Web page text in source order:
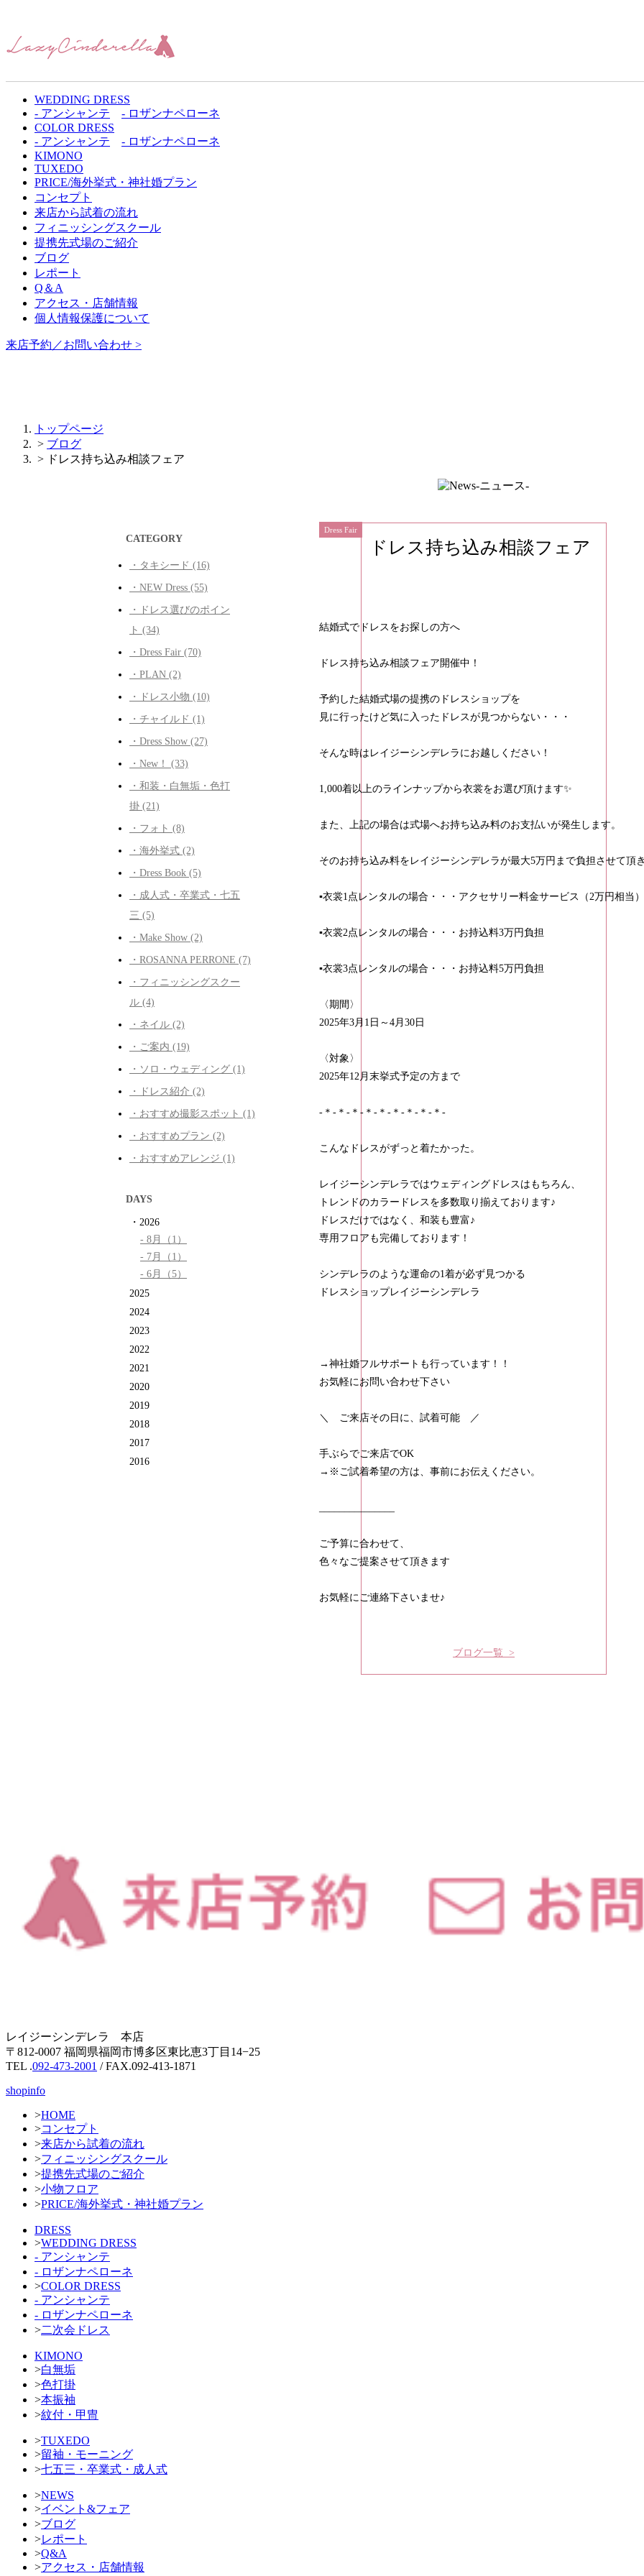
WEDDING DRESS
- アンシャンテ
- ロザンナペローネ
COLOR DRESS
- アンシャンテ
- ロザンナペローネ
KIMONO
TUXEDO
PRICE/海外挙式・神社婚プラン
コンセプト
来店から試着の流れ
フィニッシングスクール
提携先式場のご紹介
ブログ
レポート
Q＆A
アクセス・店舗情報
個人情報保護について
来店予約／お問い合わせ >
トップページ
> ブログ
> ドレス持ち込み相談フェア
Dress Fair
ドレス持ち込み相談フェア
結婚式でドレスをお探しの方へ
ドレス持ち込み相談フェア開催中！
予約した結婚式場の提携のドレスショップを
見に行ったけど気に入ったドレスが見つからない・・・
そんな時はレイジーシンデレラにお越しください！
1,000着以上のラインナップから衣裳をお選び頂けます✨️
また、上記の場合は式場へお持ち込み料のお支払いが発生します。
そのお持ち込み料をレイジーシンデレラが最大5万円まで負担させて頂
▪衣裳1点レンタルの場合・・・アクセサリー料金サービス（2万円相当）
▪衣裳2点レンタルの場合・・・お持込料3万円負担
▪衣裳3点レンタルの場合・・・お持込料5万円負担
〈期間〉
2025年3月1日～4月30日
〈対象〉
2025年12月末挙式予定の方まで
-＊-＊-＊-＊-＊-＊-＊-＊-＊-
こんなドレスがずっと着たかった。
レイジーシンデレラではウェディングドレスはもちろん、
トレンドのカラードレスを多数取り揃えております♪
ドレスだけではなく、和装も豊富♪
専用フロアも完備しております！
シンデレラのような運命の1着が必ず見つかる
ドレスショップレイジーシンデレラ
→神社婚フルサポートも行っています！！
お気軽にお問い合わせ下さい
＼ ご来店その日に、試着可能 ／
手ぶらでご来店でOK
→※ご試着希望の方は、事前にお伝えください。
ご予算に合わせて、
色々なご提案させて頂きます
お気軽にご連絡下さいませ♪
CATEGORY
・タキシード (16)
・NEW Dress (55)
・ドレス選びのポイン
ト (34)
・Dress Fair (70)
・PLAN (2)
・ドレス小物 (10)
・チャイルド (1)
・Dress Show (27)
・New！ (33)
・和装・白無垢・色打
掛 (21)
・フォト (8)
・海外挙式 (2)
・Dress Book (5)
・成人式・卒業式・七五
三 (5)
・Make Show (2)
・ROSANNA PERRONE (7)
・フィニッシングスクー
ル (4)
・ネイル (2)
・ご案内 (19)
・ソロ・ウェディング (1)
・ドレス紹介 (2)
・おすすめ撮影スポット (1)
・おすすめプラン (2)
・おすすめアレンジ (1)
DAYS
・2026
- 8月（1）
- 7月（1）
- 6月（5）
2025
2024
2023
2022
2021
2020
2019
2018
2017
2016
ブログ一覧 >
レイジーシンデレラ 本店
〒812-0007 福岡県福岡市博多区東比恵3丁目14−25
TEL .092-473-2001 / FAX.092-413-1871
shopinfo
>HOME
>コンセプト
>来店から試着の流れ
>フィニッシングスクール
>提携先式場のご紹介
>小物フロア
>PRICE/海外挙式・神社婚プラン
DRESS
>WEDDING DRESS
- アンシャンテ
- ロザンナペローネ
>COLOR DRESS
- アンシャンテ
- ロザンナペローネ
>二次会ドレス
KIMONO
>白無垢
>色打掛
>本振袖
>紋付・甲冑
>TUXEDO
>留袖・モーニング
>七五三・卒業式・成人式
>NEWS
>イベント&フェア
>ブログ
>レポート
>Q&A
>アクセス・店舗情報